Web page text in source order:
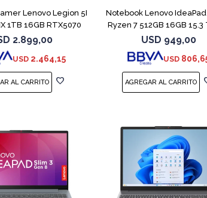
Lenovo Legion 5I
1TB 16GB RTX5070
2.899,00
USD 2.464,15
Notebook Lenovo IdeaPad
Ryzen 7 512GB 16GB 15.3
USD 949,00
USD